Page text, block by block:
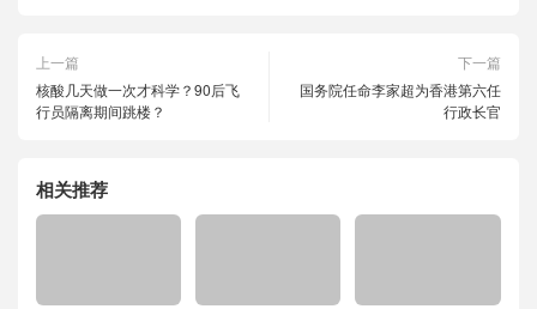
上一篇
核酸几天做一次才科学？90后飞
行员隔离期间跳楼？
下一篇
国务院任命李家超为香港第六任
行政长官
相关推荐